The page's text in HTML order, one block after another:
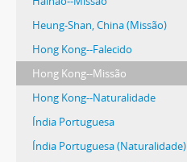
Heung-Shan, China (Missão)
Hong Kong--Falecido
Hong Kong--Missão
Hong Kong--Naturalidade
Índia Portuguesa
Índia Portuguesa (Naturalidade)